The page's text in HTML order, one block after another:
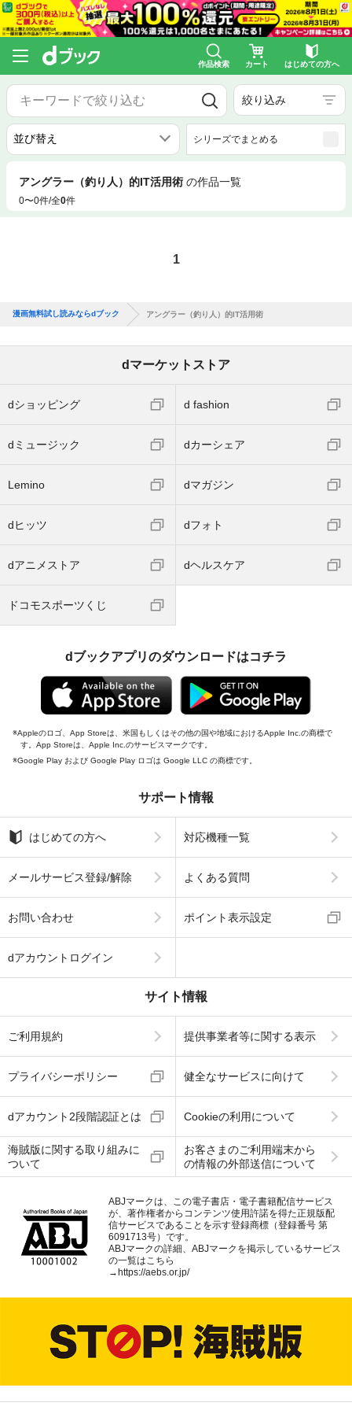
作品検索 カート はじめての方へ
絞り込み
シリーズでまとめる
アングラー（釣り人）的IT活用術 の作品一覧
0〜0件/全0件
1
漫画無料試し読みならdブック アングラー（釣り人）的IT活用術
dマーケットストア
dショッピング d fashion
dミュージック dカーシェア
Lemino dマガジン
dヒッツ dフォト
dアニメストア dヘルスケア
ドコモスポーツくじ
dブックアプリのダウンロードはコチラ
Appleのロゴ、App Storeは、米国もしくはその他の国や地域におけるApple Inc.の商標で
す。App Storeは、Apple Inc.のサービスマークです。
Google Play および Google Play ロゴは Google LLC の商標です。
サポート情報
はじめての方へ 対応機種一覧
メールサービス登録/解除 よくある質問
お問い合わせ ポイント表示設定
dアカウントログイン
サイト情報
ご利用規約 提供事業者等に関する表示
プライバシーポリシー 健全なサービスに向けて
dアカウント2段階認証とは Cookieの利用について
海賊版に関する取り組みに
ついて
お客さまのご利用端末から
の情報の外部送信について
ABJマークは、この電子書店・電子書籍配信サービス
が、著作権者からコンテンツ使用許諾を得た正規版配
信サービスであることを示す登録商標（登録番号 第
6091713号）です。
ABJマークの詳細、ABJマークを掲示しているサービス
の一覧はこちら
→https://aebs.or.jp/